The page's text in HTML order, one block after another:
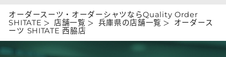
オーダースーツ・オーダーシャツならQuality Order
SHITATE
店舗一覧 兵庫県の店舗一覧
オーダース
ーツ SHITATE 西脇店